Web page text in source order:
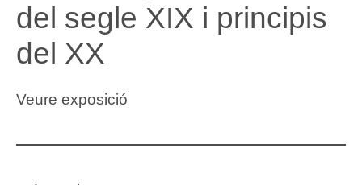
del segle XIX i principis
del XX
Veure exposició